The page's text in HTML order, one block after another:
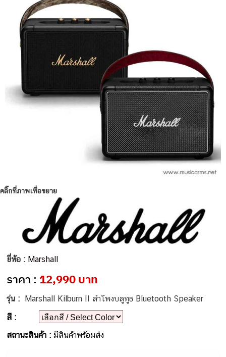
คลิ๊กที่ภาพเพื่อขยาย
ยี่ห้อ : Marshall
ราคา : 12,990 บาท
รุ่น :
Marshall Kilburn II ลำโพงบลูทูธ Bluetooth Speaker
สี :
สถานะสินค้า :มีสินค้าพร้อมส่ง